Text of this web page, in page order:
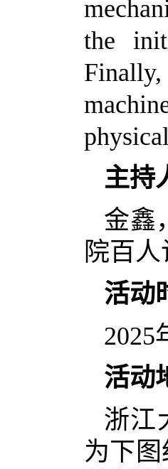
the
主持
金鑫
院百
活动
2025
活动
浙江
为下